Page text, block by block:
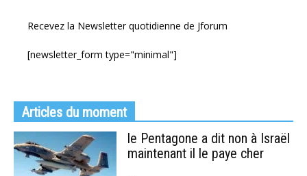
Recevez la Newsletter quotidienne de Jforum
[newsletter_form type="minimal"]
Articles du moment
le Pentagone a dit non à Israël
maintenant il le paye cher